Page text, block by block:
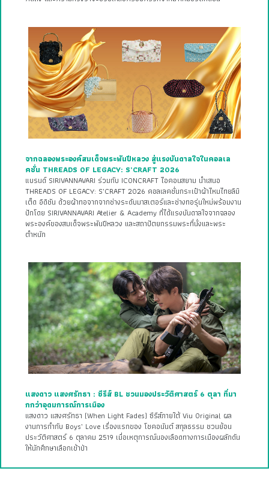
จากฉลองพระองค์สมเด็จพระพันปีหลวง สู่แรงบันดาลใจในคอลเล
คชั่น THREADS OF LEGACY: S’CRAFT 2026
แบรนด์ SIRIVANNAVARI ร่วมกับ ICONCRAFT ไอคอนสยาม นำเสนอ
THREADS OF LEGACY: S’CRAFT 2026 คอลเลคชั่นกระเป๋าผ้าไหมไทยลิมิ
เต็ด อิดิชัน ด้วยผ้าทอจากจากช่างระดับมาสเตอร์และช่างทอรุ่นใหม่พร้อมงาน
ปักโดย SIRIVANNAVARI Atelier & Academy ที่ได้แรงบันดาลใจจากฉลอง
พระองค์ของสมเด็จพระพันปีหลวง และสถาปัตยกรรมพระที่นั่งและพระ
ตำหนัก
แสงดาว แสงศรัทธา : ซีรีส์ BL ชวนมองประวัติศาสตร์ 6 ตุลา ที่มา
กกว่าอุดมการณ์การเมือง
แสงดาว แสงศรัทธา (When Light Fades) ซีรีส์ภายใต้ Viu Original ผล
งานการกำกับ Boys’ Love เรื่องแรกของ โชคอนันต์ สกุลธรรม ชวนย้อน
ประวัติศาสตร์ 6 ตุลาคม 2519 เมื่อเหตุการณ์นองเลือดทางการเมืองผลักดัน
ให้นักศึกษาเลือกเข้าป่า